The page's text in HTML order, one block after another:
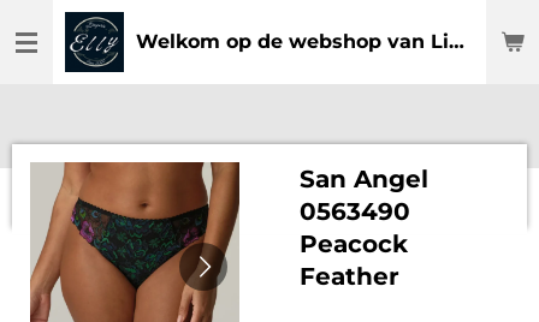
direct
Welkom op de webshop van Lingerie Elly
San Angel
0563490
Peacock
Feather